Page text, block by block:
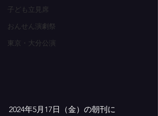
子ども立見席
おんせん演劇祭
東京・大分公演
2024年5月17日（金）の朝刊に